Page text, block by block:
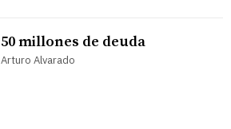
50 millones de deuda
Arturo Alvarado